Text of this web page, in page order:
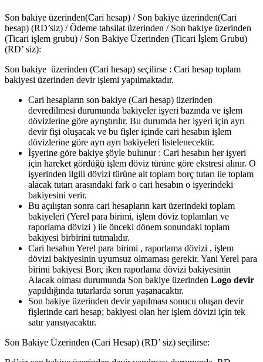
Son bakiye üzerinden(Cari hesap) / Son bakiye üzerinden(Cari
hesap) (RD’siz) / Ödeme tahsilat üzerinden / Son bakiye üzerinden
(Ticari işlem grubu) / Son Bakiye Üzerinden (Ticari İşlem Grubu)
(RD’ siz):
Son bakiye üzerinden (Cari hesap) seçilirse : Cari hesap toplam
bakiyesi üzerinden devir işlemi yapılmaktadır.
Cari hesapların son bakiye (Cari hesap) üzerinden
devredilmesi durumunda bakiyeler işyeri bazında ve işlem
dövizlerine göre ayrıştırılır. Bu durumda her işyeri için ayrı
devir fişi oluşacak ve bu fişler içinde cari hesabın işlem
dövizlerine göre ayrı ayrı bakiyeleri listelenecektir.
İşyerine göre bakiye şöyle bulunur : Cari hesabın her işyeri
için hareket gördüğü işlem döviz türüne göre ekstresi alınır. O
işyerinden ilgili dövizi türüne ait toplam borç tutarı ile toplam
alacak tutarı arasındaki fark o cari hesabın o işyerindeki
bakiyesini verir.
Bu açılıştan sonra cari hesapların kart üzerindeki toplam
bakiyeleri (Yerel para birimi, işlem döviz toplamları ve
raporlama dövizi ) ile önceki dönem sonundaki toplam
bakiyesi birbirini tutmalıdır.
Cari hesabın Yerel para birimi , raporlama dövizi , işlem
dövizi bakiyesinin uyumsuz olmaması gerekir. Yani Yerel para
birimi bakiyesi Borç iken raporlama dövizi bakiyesinin
Alacak olması durumunda Son bakiye üzerinden Logo devir
yapıldığında tutarlarda sorun yaşanacaktır.
Son bakiye üzerinden devir yapılması sonucu oluşan devir
fişlerinde cari hesap; bakiyesi olan her işlem dövizi için tek
satır yansıyacaktır.
Son Bakiye Üzerinden (Cari Hesap) (RD’ siz) seçilirse: